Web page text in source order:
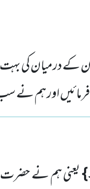
ان کے درمیان کی
اور ہم نے
یعنی ہم نے